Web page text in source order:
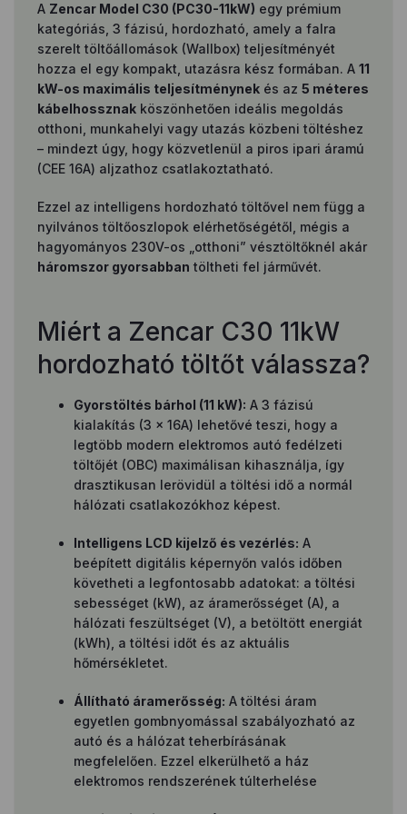
A Zencar Model C30 (PC30-11kW) egy prémium
kategóriás, 3 fázisú, hordozható, amely a falra
szerelt töltőállomások (Wallbox) teljesítményét
hozza el egy kompakt, utazásra kész formában. A 11
kW-os maximális teljesítménynek és az 5 méteres
kábelhossznak köszönhetően ideális megoldás
otthoni, munkahelyi vagy utazás közbeni töltéshez
– mindezt úgy, hogy közvetlenül a piros ipari áramú
(CEE 16A) aljzathoz csatlakoztatható.
Ezzel az intelligens hordozható töltővel nem függ a
nyilvános töltőoszlopok elérhetőségétől, mégis a
hagyományos 230V-os „otthoni” vésztöltőknél akár
háromszor gyorsabban töltheti fel járművét.
Miért a Zencar C30 11kW
hordozható töltőt válassza?
Gyorstöltés bárhol (11 kW): A 3 fázisú
kialakítás (3 × 16A) lehetővé teszi, hogy a
legtöbb modern elektromos autó fedélzeti
töltőjét (OBC) maximálisan kihasználja, így
drasztikusan lerövidül a töltési idő a normál
hálózati csatlakozókhoz képest.
Intelligens LCD kijelző és vezérlés: A
beépített digitális képernyőn valós időben
követheti a legfontosabb adatokat: a töltési
sebességet (kW), az áramerősséget (A), a
hálózati feszültséget (V), a betöltött energiát
(kWh), a töltési időt és az aktuális
hőmérsékletet.
Állítható áramerősség: A töltési áram
egyetlen gombnyomással szabályozható az
autó és a hálózat teherbírásának
megfelelően. Ezzel elkerülhető a ház
elektromos rendszerének túlterhelése